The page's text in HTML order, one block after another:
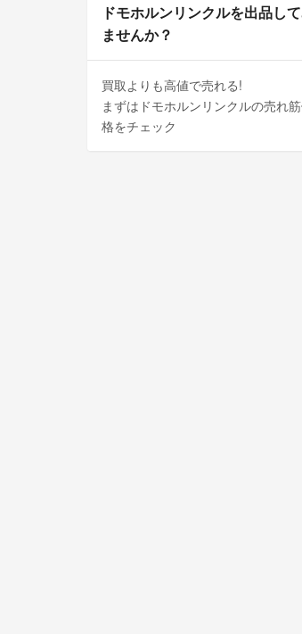
ドモホルンリンクルを出品し
ませんか？
買取よりも高値で売れる!
まずはドモホルンリンクルの売れ
格をチェック